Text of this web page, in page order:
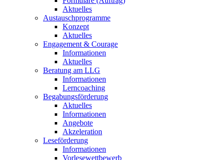
Aktuelles
Austauschprogramme
Konzept
Aktuelles
Engagement & Courage
Informationen
Aktuelles
Beratung am LLG
Informationen
Lerncoaching
Begabungsförderung
Aktuelles
Informationen
Angebote
Akzeleration
Leseförderung
Informationen
Vorlesewettbewerb